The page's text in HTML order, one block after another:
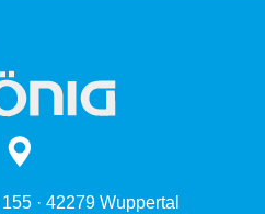
· 42279 Wuppertal